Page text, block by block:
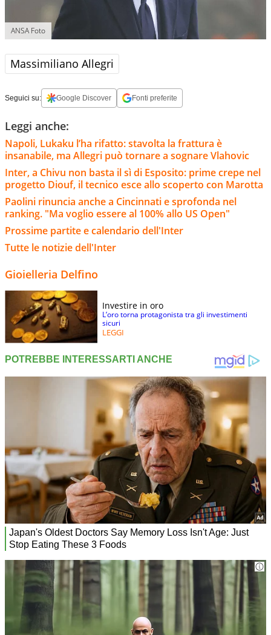
ANSA Foto
Massimiliano Allegri
Seguici su: Google Discover Fonti preferite
Leggi anche:
Napoli, Lukaku l’ha rifatto: stavolta la frattura è
insanabile, ma Allegri può tornare a sognare Vlahovic
Inter, a Chivu non basta il sì di Esposito: prime crepe nel
progetto Diouf, il tecnico esce allo scoperto con Marotta
Paolini rinuncia anche a Cincinnati e sprofonda nel
ranking. "Ma voglio essere al 100% allo US Open"
Prossime partite e calendario dell'Inter
Tutte le notizie dell'Inter
Gioielleria Delfino
Investire in oro
L’oro torna protagonista tra gli investimenti
sicuri
LEGGI